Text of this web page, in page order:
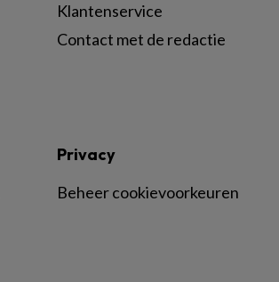
Klantenservice
Contact met de redactie
Privacy
Beheer cookievoorkeuren